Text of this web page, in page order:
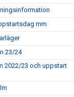
mm
23/24
2022/23 och uppstart